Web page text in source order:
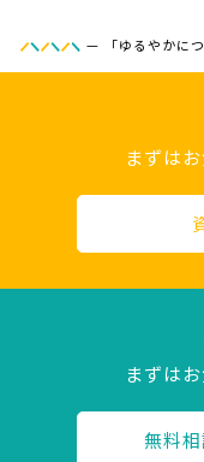
— 「ゆるやかに
まずは
まずは
無料